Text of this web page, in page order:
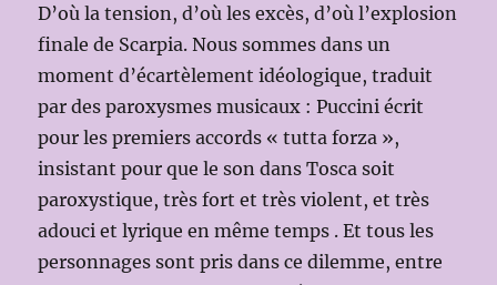
D’où la tension, d’où les excès, d’où l’explosion
finale de Scarpia. Nous sommes dans un
moment d’écartèlement idéologique, traduit
par des paroxysmes musicaux : Puccini écrit
pour les premiers accords « tutta forza »,
insistant pour que le son dans Tosca soit
paroxystique, très fort et très violent, et très
adouci et lyrique en même temps . Et tous les
personnages sont pris dans ce dilemme, entre